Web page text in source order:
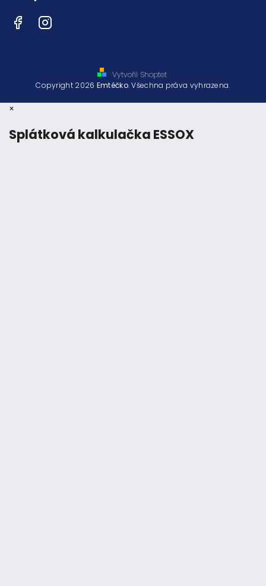
FacebookInstagram
Vytvořil Shoptet
Copyright 2026 Emtéčko. Všechna práva vyhrazena.
×
Splátková kalkulačka ESSOX